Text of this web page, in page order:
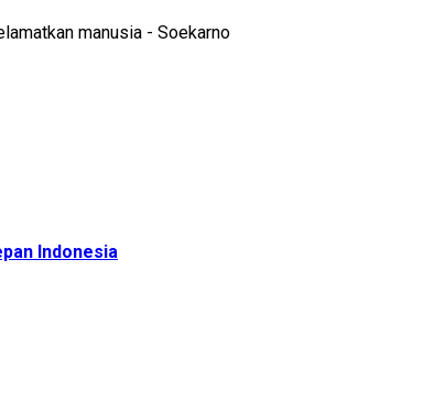
manusia - Soekarno
Indonesia